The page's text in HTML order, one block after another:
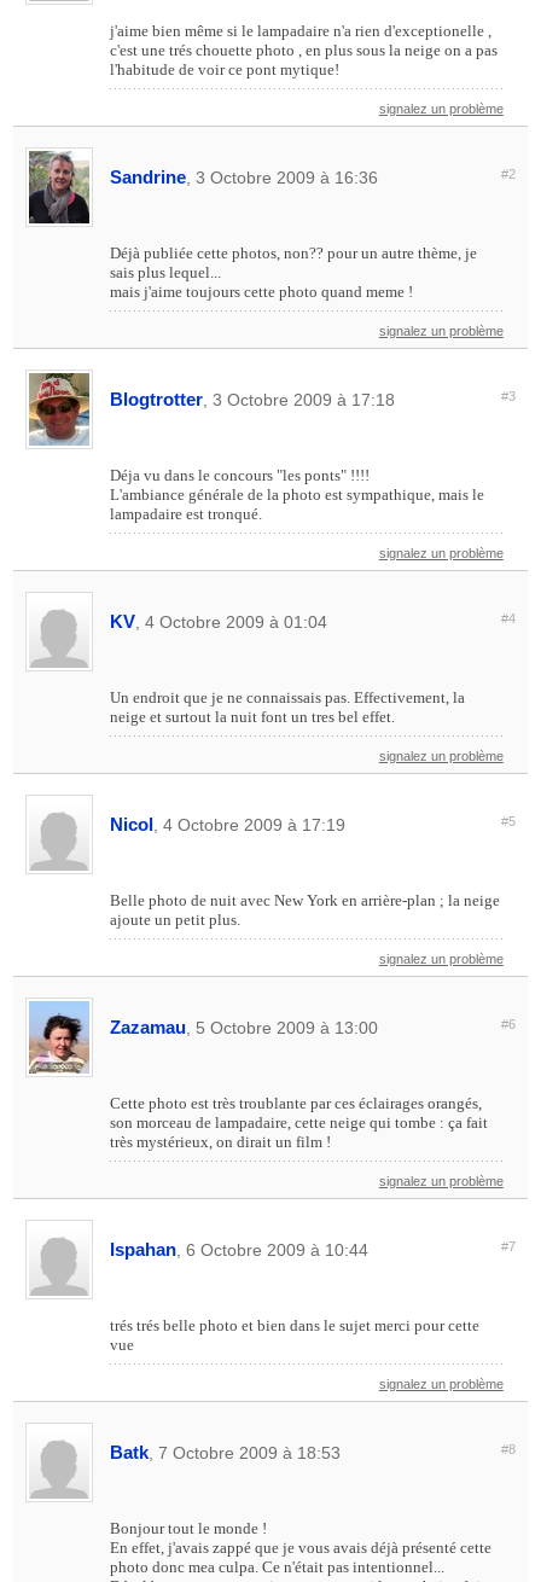
j'aime bien même si le lampadaire n'a rien d'exceptionelle ,
c'est une trés chouette photo , en plus sous la neige on a pas
l'habitude de voir ce pont mytique!
signalez un problème
Sandrine , 3 Octobre 2009 à 16:36 #2
Déjà publiée cette photos, non?? pour un autre thème, je
sais plus lequel...
mais j'aime toujours cette photo quand meme !
signalez un problème
Blogtrotter , 3 Octobre 2009 à 17:18 #3
Déja vu dans le concours "les ponts" !!!!
L'ambiance générale de la photo est sympathique, mais le
lampadaire est tronqué.
signalez un problème
KV , 4 Octobre 2009 à 01:04 #4
Un endroit que je ne connaissais pas. Effectivement, la
neige et surtout la nuit font un tres bel effet.
signalez un problème
Nicol , 4 Octobre 2009 à 17:19 #5
Belle photo de nuit avec New York en arrière-plan ; la neige
ajoute un petit plus.
signalez un problème
Zazamau , 5 Octobre 2009 à 13:00 #6
Cette photo est très troublante par ces éclairages orangés,
son morceau de lampadaire, cette neige qui tombe : ça fait
très mystérieux, on dirait un film !
signalez un problème
Ispahan , 6 Octobre 2009 à 10:44 #7
trés trés belle photo et bien dans le sujet merci pour cette
vue
signalez un problème
Batk , 7 Octobre 2009 à 18:53 #8
Bonjour tout le monde !
En effet, j'avais zappé que je vous avais déjà présenté cette
photo donc mea culpa. Ce n'était pas intentionnel...